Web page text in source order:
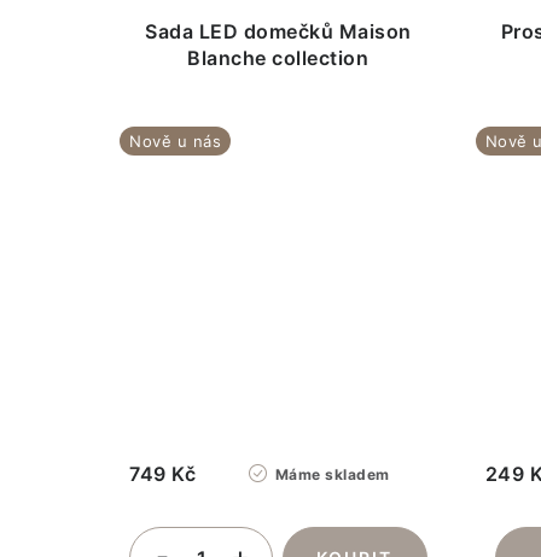
Sada LED domečků Maison
Blanche collection
Nově u nás
Máme skladem
749 Kč
Nově
249